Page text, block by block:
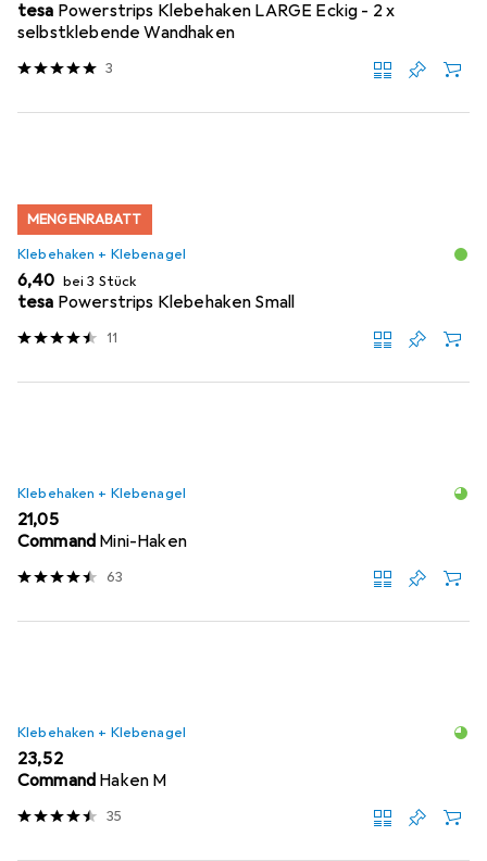
tesa Powerstrips Klebehaken LARGE Eckig - 2 x
selbstklebende Wandhaken
3
MENGENRABATT
Klebehaken + Klebenagel
EUR
6,40 bei 3 Stück
tesa Powerstrips Klebehaken Small
11
Klebehaken + Klebenagel
EUR
21,05
Command Mini-Haken
63
Klebehaken + Klebenagel
EUR
23,52
Command Haken M
35